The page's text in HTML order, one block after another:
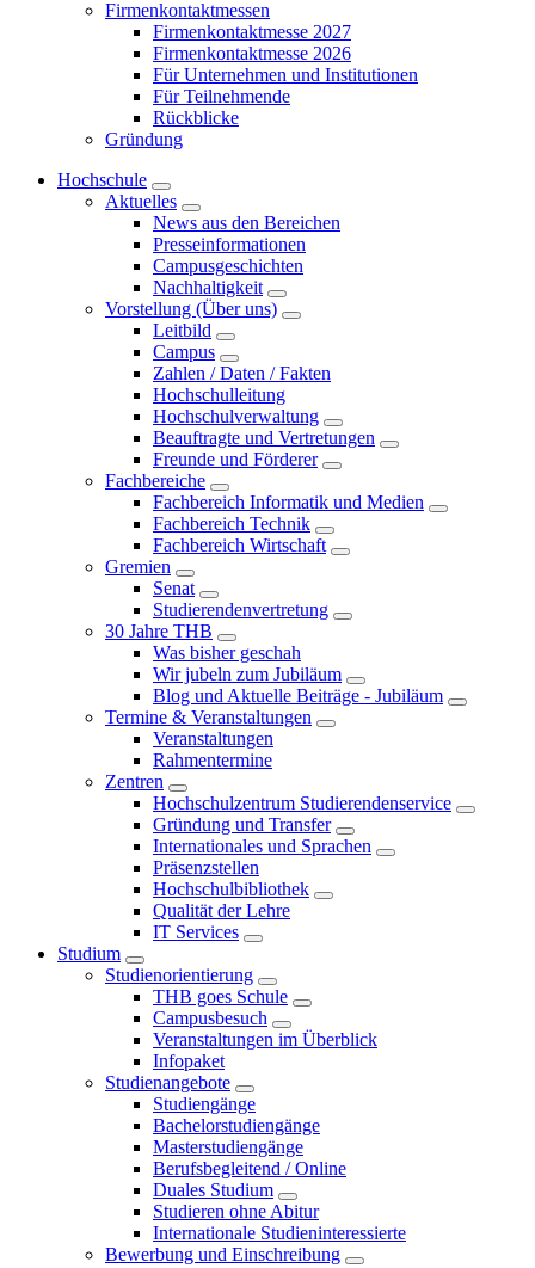
Firmenkontaktmessen
Firmenkontaktmesse 2027
Firmenkontaktmesse 2026
Für Unternehmen und Institutionen
Für Teilnehmende
Rückblicke
Gründung
Hochschule
Aktuelles
News aus den Bereichen
Presseinformationen
Campusgeschichten
Nachhaltigkeit
Vorstellung (Über uns)
Leitbild
Campus
Zahlen / Daten / Fakten
Hochschulleitung
Hochschulverwaltung
Beauftragte und Vertretungen
Freunde und Förderer
Fachbereiche
Fachbereich Informatik und Medien
Fachbereich Technik
Fachbereich Wirtschaft
Gremien
Senat
Studierendenvertretung
30 Jahre THB
Was bisher geschah
Wir jubeln zum Jubiläum
Blog und Aktuelle Beiträge - Jubiläum
Termine & Veranstaltungen
Veranstaltungen
Rahmentermine
Zentren
Hochschulzentrum Studierendenservice
Gründung und Transfer
Internationales und Sprachen
Präsenzstellen
Hochschulbibliothek
Qualität der Lehre
IT Services
Studium
Studienorientierung
THB goes Schule
Campusbesuch
Veranstaltungen im Überblick
Infopaket
Studienangebote
Studiengänge
Bachelorstudiengänge
Masterstudiengänge
Berufsbegleitend / Online
Duales Studium
Studieren ohne Abitur
Internationale Studieninteressierte
Bewerbung und Einschreibung